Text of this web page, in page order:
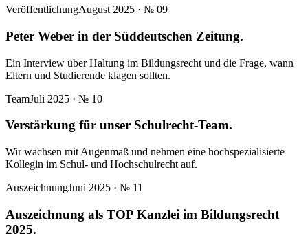
VeröffentlichungAugust 2025 · № 09
Peter Weber in der Süddeutschen Zeitung.
Ein Interview über Haltung im Bildungsrecht und die Frage, wann
Eltern und Studierende klagen sollten.
TeamJuli 2025 · № 10
Verstärkung für unser Schulrecht-Team.
Wir wachsen mit Augenmaß und nehmen eine hochspezialisierte
Kollegin im Schul- und Hochschulrecht auf.
AuszeichnungJuni 2025 · № 11
Auszeichnung als TOP Kanzlei im Bildungsrecht
2025.